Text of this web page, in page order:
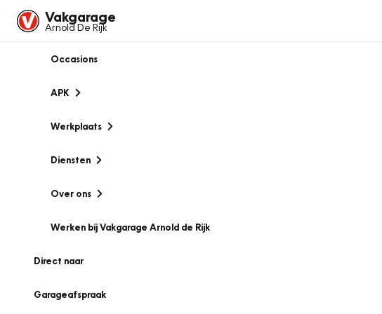
Vakgarage
Arnold De Rijk
Occasions
APK
Werkplaats
Diensten
Over ons
Werken bij Vakgarage Arnold de Rijk
Direct naar
Garageafspraak